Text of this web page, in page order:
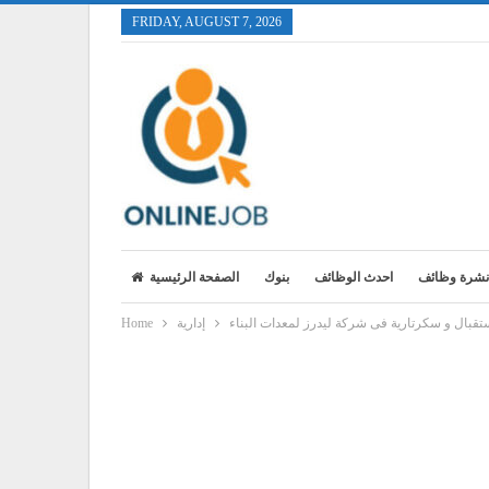
FRIDAY, AUGUST 7, 2026
الصفحة الرئيسية بنوك احدث الوظائف نشرة وظائف
Home إدارية و سكرتارية فى شركة ليدرز لمعدات البناء